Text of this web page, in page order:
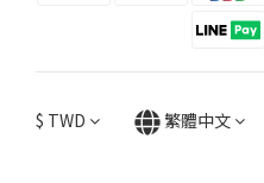
$ TWD 繁體中文